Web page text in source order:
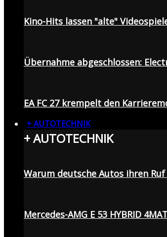
Kino-Hits lassen "alte"
Übernahme abgeschlossen:
EA FC 27 krempelt den
+ AUTOTECHNIK
+ AUTOTECHNIK
Warum deutsche Autos ihren
Mercedes-AMG E 53 HYBRID